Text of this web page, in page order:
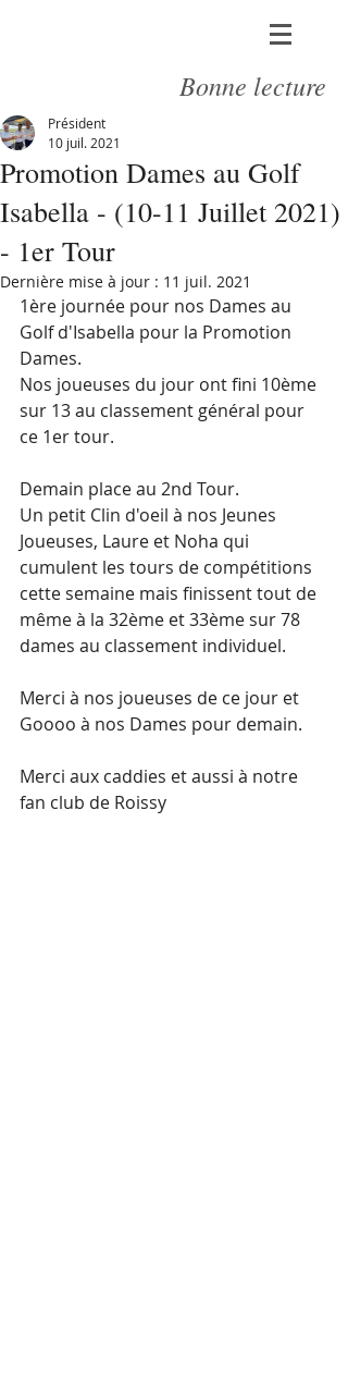
Bonne lecture
Promotion Dames au Golf
Isabella - (10-11 Juillet 2021)
- 1er Tour
Président
10 juil. 2021
Dernière mise à jour : 11 juil. 2021
1ère journée pour nos Dames au
Golf d'Isabella pour la Promotion
Dames.
Nos joueuses du jour ont fini 10ème
sur 13 au classement général pour
ce 1er tour.
Demain place au 2nd Tour.
Un petit Clin d'oeil à nos Jeunes
Joueuses, Laure et Noha qui
cumulent les tours de compétitions
cette semaine mais finissent tout de
même à la 32ème et 33ème sur 78
dames au classement individuel.
Merci à nos joueuses de ce jour et
Goooo à nos Dames pour demain.
Merci aux caddies et aussi à notre
fan club de Roissy